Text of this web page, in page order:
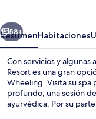
Siguiente
58+
ResumenHabitaciones
Con servicios y
Resort es una gran
Wheeling. Visita su spa
profundo, una sesión
ayurvédica. Por su